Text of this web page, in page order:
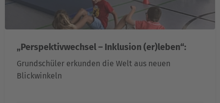
„Perspektivwechsel – Inklusion (er)leben“:
Grundschüler erkunden die Welt aus neuen
Blickwinkeln